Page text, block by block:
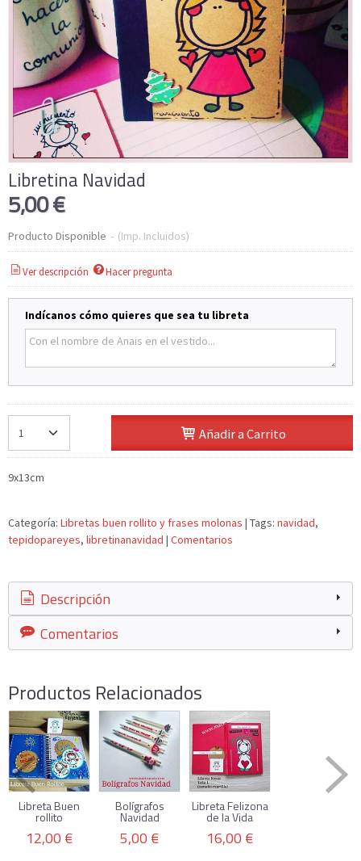
Libretina Navidad
5,00 €
Producto Disponible - (Imp. Incluidos)
Ver descripción Hacer pregunta
Indícanos cómo quieres que sea tu libreta
Añadir a Carrito
9x13cm
Categoría: Libretas buen rollito y frases molonas | Tags: navidad
tepidopareyes libretinanavidad | Comentarios
Descripción
Comentarios
Productos Relacionados
Libreta Buen
rollito
12,00 €
Bolígrafos
Navidad
5,00 €
Libreta Felizona
de la Vida
16,00 €